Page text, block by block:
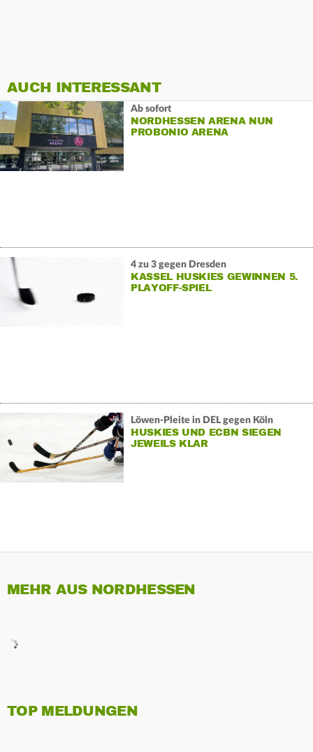
AUCH INTERESSANT
Ab sofort
NORDHESSEN ARENA NUN
PROBONIO ARENA
4 zu 3 gegen Dresden
KASSEL HUSKIES GEWINNEN 5.
PLAYOFF-SPIEL
Löwen-Pleite in DEL gegen Köln
HUSKIES UND ECBN SIEGEN
JEWEILS KLAR
MEHR AUS NORDHESSEN
TOP MELDUNGEN